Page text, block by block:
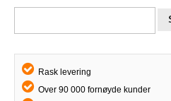
Rask levering
Over 90 000 fornøyde kunder